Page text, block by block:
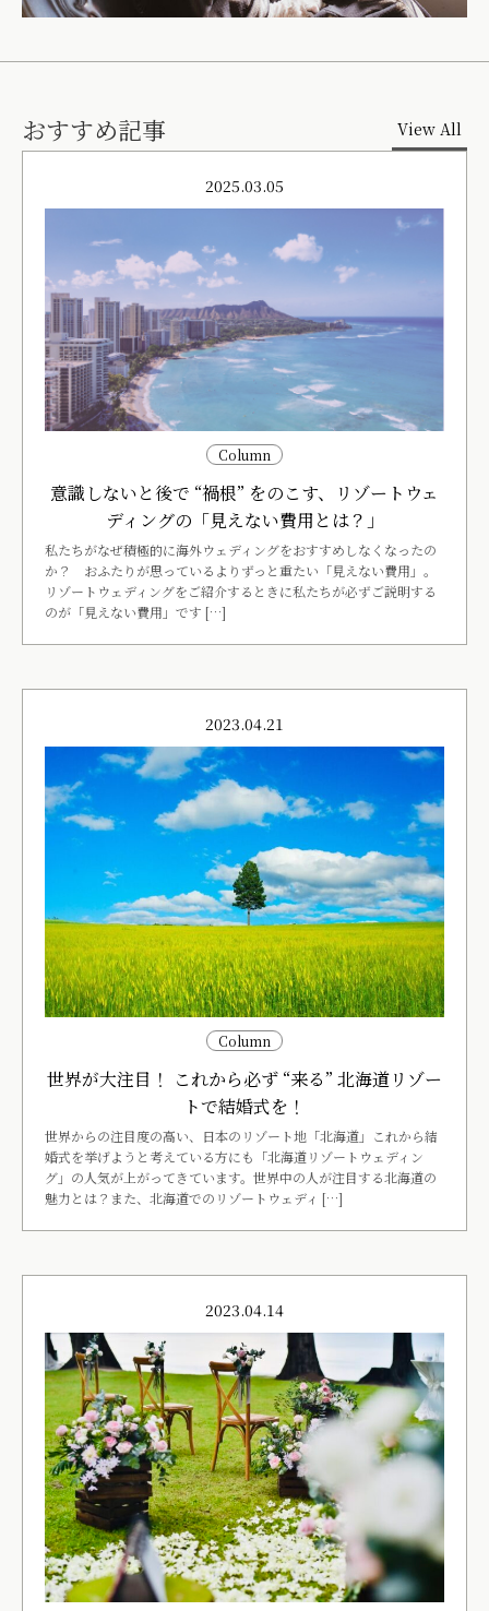
おすすめ記事 View All
2025.03.05
Column
意識しないと後で “禍根” をのこす、リゾートウェ
ディングの「見えない費用とは？」
私たちがなぜ積極的に海外ウェディングをおすすめしなくなったの
か？ おふたりが思っているよりずっと重たい「見えない費用」。
リゾートウェディングをご紹介するときに私たちが必ずご説明する
のが「見えない費用」です […]
2023.04.21
Column
世界が大注目！ これから必ず “来る” 北海道リゾー
トで結婚式を！
世界からの注目度の高い、日本のリゾート地「北海道」これから結
婚式を挙げようと考えている方にも「北海道リゾートウェディン
グ」の人気が上がってきています。世界中の人が注目する北海道の
魅力とは？また、北海道でのリゾートウェディ […]
2023.04.14